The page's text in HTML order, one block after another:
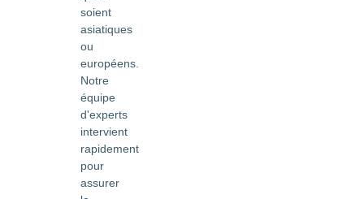
soient
asiatiques
ou
européens.
Notre
équipe
d'experts
intervient
rapidement
pour
assurer